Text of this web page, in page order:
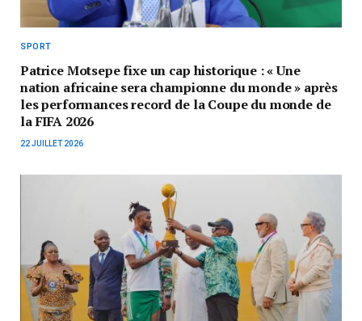
SPORT
Patrice Motsepe fixe un cap historique : « Une
nation africaine sera championne du monde » après
les performances record de la Coupe du monde de
la FIFA 2026
22 JUILLET 2026